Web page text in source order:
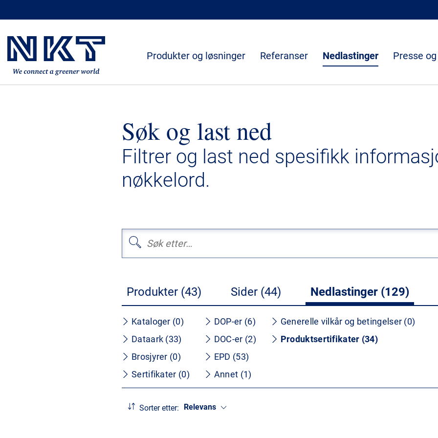
Produkter og løsninger Referanser Nedlastinger Presse
Søk og last ned
Filtrer og last ned spesifikk
nøkkelord.
Produkter (43) Sider (44) Nedlastinger (129)
Kataloger (0)
Dataark (33)
Brosjyrer (0)
Sertifikater (0)
DOP-er (6)
DOC-er (2)
EPD (53)
Annet (1)
Generelle vilkår og betingelser (0)
Produktsertifikater (34)
Sorter etter: Relevans